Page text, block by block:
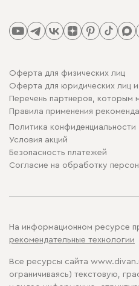
Оферта для физических лиц
Оферта для юридических лиц
Перечень партнеров, которым
Правила применения
Политика конфиденциальности
Условия акций
Безопасность платежей
Cогласие на обработку
На информационном ресурсе
рекомендательные технологии
Все ресурсы сайта
ограничиваясь) текстовую,